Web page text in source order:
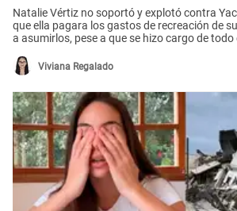
Natalie Vértiz no soportó y explotó contra
que ella pagara los gastos de recreación de
a asumirlos, pese a que se hizo cargo de todo
Viviana Regalado